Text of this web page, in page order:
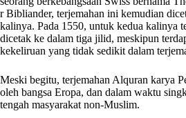
r Bibliander, terjemahan ini kemudian
kalinya. Pada 1550, untuk kedua kalinya
dicetak ke dalam tiga jilid, meskipun
kekeliruan yang tidak sedikit dalam
Meski begitu, terjemahan Alquran karya
oleh bangsa Eropa, dan dalam waktu
tengah masyarakat non-Muslim.